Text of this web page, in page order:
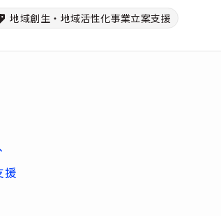
地域創生・地域活性化事業立案支援
援